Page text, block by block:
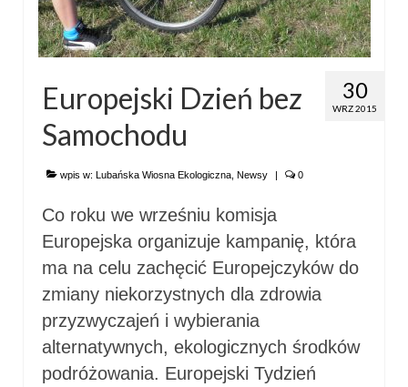
30
WRZ 2015
Europejski Dzień bez
Samochodu
wpis w: Lubańska Wiosna Ekologiczna Newsy | 0
Co roku we wrześniu komisja
Europejska organizuje kampanię, która
ma na celu zachęcić Europejczyków do
zmiany niekorzystnych dla zdrowia
przyzwyczajeń i wybierania
alternatywnych, ekologicznych środków
podróżowania. Europejski Tydzień